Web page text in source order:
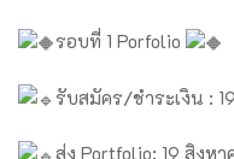
รอบที่ 1 Porfolio
รับสมัคร/ชำระเงิน :
ส่ง Portfolio: 19 สิงห